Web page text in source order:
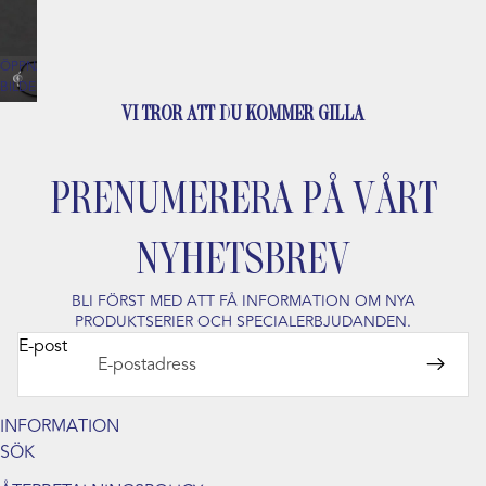
ÖPPNA
BILDEN
I
VI TROR ATT DU KOMMER GILLA
PRENUMERERA PÅ VÅRT
NYHETSBREV
BLI FÖRST MED ATT FÅ INFORMATION OM NYA
PRODUKTSERIER OCH SPECIALERBJUDANDEN.
E-post
INFORMATION
SÖK